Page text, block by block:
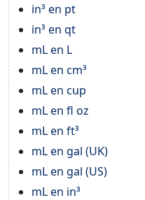
in³ en pt
in³ en qt
mL en L
mL en cm³
mL en cup
mL en fl oz
mL en ft³
mL en gal (UK)
mL en gal (US)
mL en in³